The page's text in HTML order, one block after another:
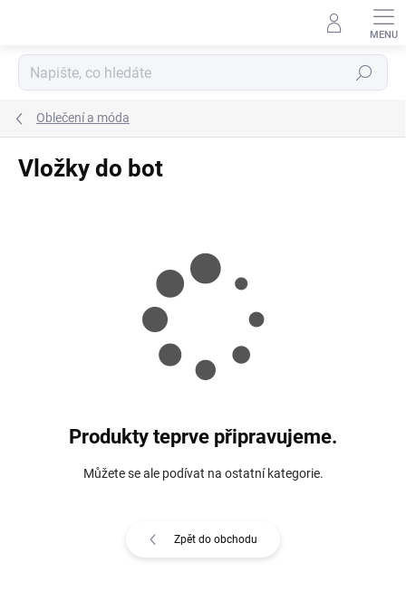
Hledat
Oblečení a móda
Vložky do bot
Produkty teprve připravujeme.
Můžete se ale podívat na ostatní kategorie.
Zpět do obchodu